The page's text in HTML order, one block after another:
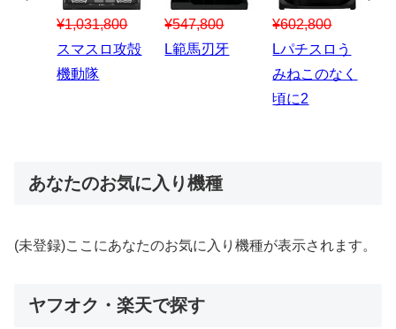
¥547,800
スマスロハナ
ビ
¥150,000
スマスロ秘宝
¥1,867,800
Lパチスロ 炎
炎ノ消防隊2
あなたのお気に入り機種
(未登録)ここにあなたのお気に入り機種が表示されます。
ヤフオク・楽天で探す